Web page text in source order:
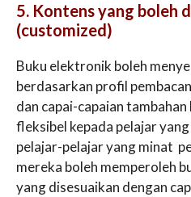
5. Kontens yang boleh
(customized)
Buku elektronik boleh
berdasarkan profil
dan capai-capaian
fleksibel kepada pelajar
pelajar-pelajar yang minat
mereka boleh memperoleh
yang disesuaikan dengan